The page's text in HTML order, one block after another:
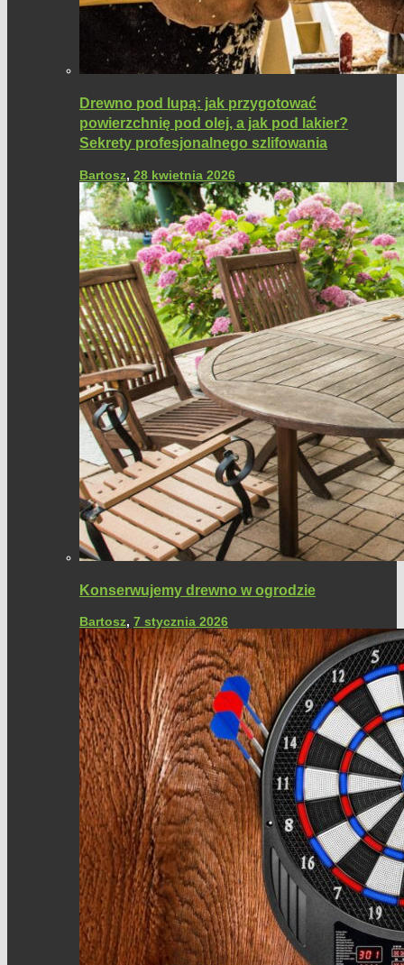
Drewno pod lupą: jak przygotować
powierzchnię pod olej, a jak pod lakier?
Sekrety profesjonalnego szlifowania
Bartosz, 28 kwietnia 2026
Konserwujemy drewno w ogrodzie
Bartosz, 7 stycznia 2026